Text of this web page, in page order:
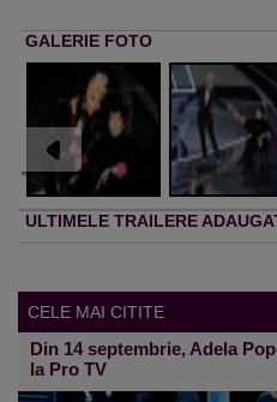
GALERIE FOTO
ULTIMELE TRAILERE
CELE MAI CITITE
Din 14 septembrie, Adela
la Pro TV